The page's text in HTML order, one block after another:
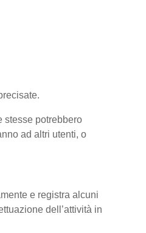
stesse potrebbero
ad altri utenti, o
e registra alcuni
dell’attività in